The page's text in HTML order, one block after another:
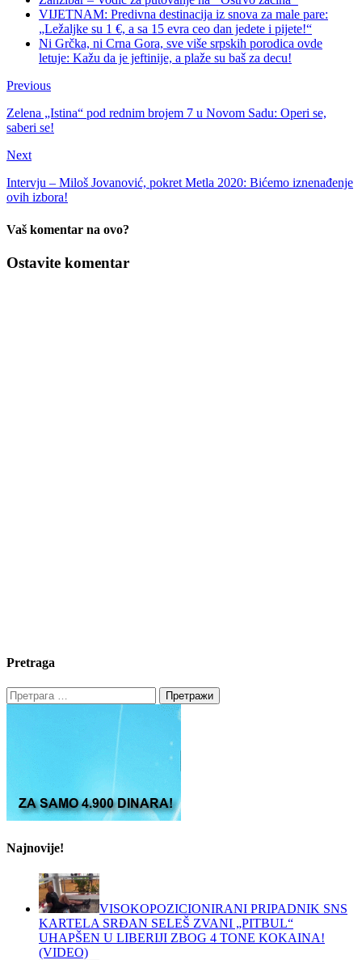
VIJETNAM: Predivna destinacija iz snova za male pare:
„Ležaljke su 1 €, a sa 15 evra ceo dan jedete i pijete!“
Ni Grčka, ni Crna Gora, sve više srpskih porodica ovde
letuje: Kažu da je jeftinije, a plaže su baš za decu!
Previous
Zelena „Istina“ pod rednim brojem 7 u Novom Sadu: Operi se,
saberi se!
Next
Intervju – Miloš Jovanović, pokret Metla 2020: Bićemo iznenađenje
ovih izbora!
Vaš komentar na ovo?
Ostavite komentar
Pretraga
Претрага
за:
Najnovije!
VISOKOPOZICIONIRANI PRIPADNIK SNS
KARTELA SRĐAN SELEŠ ZVANI „PITBUL“
UHAPŠEN U LIBERIJI ZBOG 4 TONE KOKAINA!
(VIDEO)